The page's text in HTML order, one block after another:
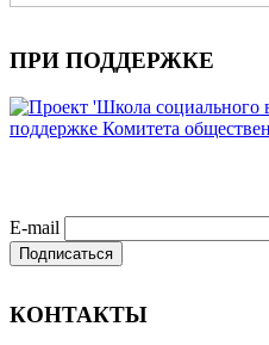
ПРИ ПОДДЕРЖКЕ
E-mail
КОНТАКТЫ